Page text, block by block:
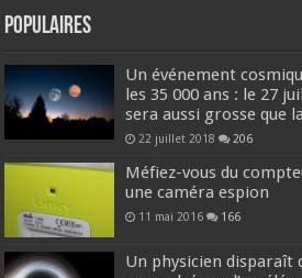
Populaires
Un événement
les 35 000 ans : le 27
sera aussi grosse que
22 juillet 2018 206
Méfiez-vous du
une caméra espion
11 mai 2016 166
Un physicien